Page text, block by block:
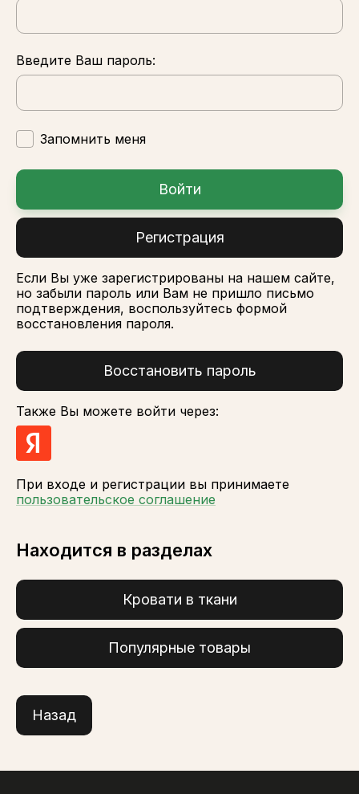
Введите Ваш пароль:
Запомнить меня
Войти
Регистрация
Если Вы уже зарегистрированы на нашем сайте,
но забыли пароль или Вам не пришло письмо
подтверждения, воспользуйтесь формой
восстановления пароля.
Восстановить пароль
Также Вы можете войти через:
При входе и регистрации вы принимаете
пользовательское соглашение
Находится в разделах
Кровати в ткани
Популярные товары
Назад